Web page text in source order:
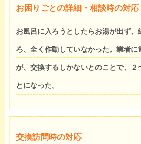
お困りごとの詳細・相談時の対応
お風呂に入ろうとしたらお湯が出ず、
ろ、全く作動していなかった。業者に
が、交換するしかないとのことで、２
とになった。
交換訪問時の対応